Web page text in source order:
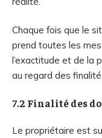
Chaque fois que le
prend toutes les
l’exactitude et de la
au regard des
7.2 Finalité des
Le propriétaire est